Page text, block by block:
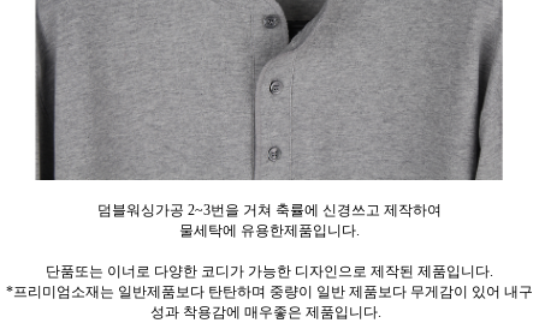
덤블워싱가공 2~3번을 거쳐 축률에 신경쓰고 제작하여
물세탁에 유용한제품입니다.
단품또는 이너로 다양한 코디가 가능한 디자인으로 제작된 제품입니다.
*프리미엄소재는 일반제품보다 탄탄하며 중량이 일반 제품보다 무게감이 있어 내구
성과 착용감에 매우좋은 제품입니다.